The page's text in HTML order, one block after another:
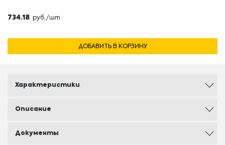
734.18 руб./шт.
ДОБАВИТЬ В КОРЗИНУ
Характеристики
Описание
Документы